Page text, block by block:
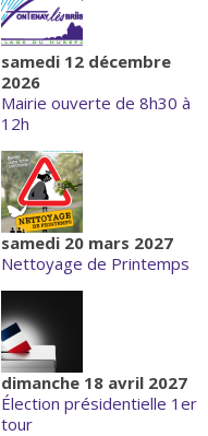
samedi 12 décembre
2026
Mairie ouverte de 8h30 à
12h
samedi 20 mars 2027
Nettoyage de Printemps
dimanche 18 avril 2027
Élection présidentielle 1er
tour